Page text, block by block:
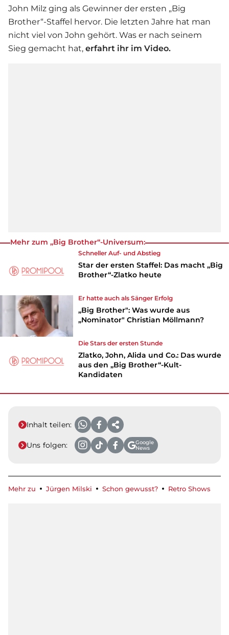
John Milz ging als Gewinner der ersten „Big
Brother“-Staffel hervor. Die letzten Jahre hat man
nicht viel von John gehört. Was er nach seinem
Sieg gemacht hat, erfahrt ihr im Video.
Mehr zum „Big Brother“-Universum:
Schneller Auf- und Abstieg
Star der ersten Staffel: Das macht „Big
Brother“-Zlatko heute
Er hatte auch als Sänger Erfolg
„Big Brother": Was wurde aus
„Nominator" Christian Möllmann?
Die Stars der ersten Stunde
Zlatko, John, Alida und Co.: Das wurde
aus den „Big Brother“-Kult-
Kandidaten
Inhalt teilen:
Uns folgen:
Google
News
Mehr zu Jürgen Milski Schon gewusst? Retro Shows